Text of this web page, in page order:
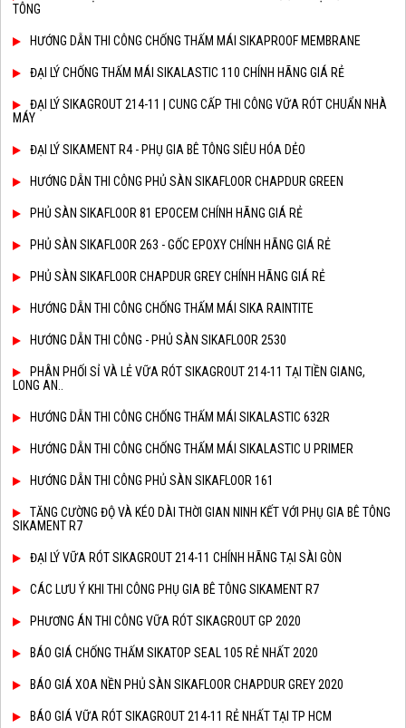
TÔNG
HƯỚNG DẪN THI CÔNG CHỐNG THẤM MÁI SIKAPROOF MEMBRANE
ĐẠI LÝ CHỐNG THẤM MÁI SIKALASTIC 110 CHÍNH HÃNG GIÁ RẺ
ĐẠI LÝ SIKAGROUT 214-11 | CUNG CẤP THI CÔNG VỮA RÓT CHUẨN NHÀ
MÁY
ĐẠI LÝ SIKAMENT R4 - PHỤ GIA BÊ TÔNG SIÊU HÓA DẺO
HƯỚNG DẪN THI CÔNG PHỦ SÀN SIKAFLOOR CHAPDUR GREEN
PHỦ SÀN SIKAFLOOR 81 EPOCEM CHÍNH HÃNG GIÁ RẺ
PHỦ SÀN SIKAFLOOR 263 - GỐC EPOXY CHÍNH HÃNG GIÁ RẺ
PHỦ SÀN SIKAFLOOR CHAPDUR GREY CHÍNH HÃNG GIÁ RẺ
HƯỚNG DẪN THI CÔNG CHỐNG THẤM MÁI SIKA RAINTITE
HƯỚNG DẪN THI CÔNG - PHỦ SÀN SIKAFLOOR 2530
PHÂN PHỐI SỈ VÀ LẺ VỮA RÓT SIKAGROUT 214-11 TẠI TIỀN GIANG,
LONG AN..
HƯỚNG DẪN THI CÔNG CHỐNG THẤM MÁI SIKALASTIC 632R
HƯỚNG DẪN THI CÔNG CHỐNG THẤM MÁI SIKALASTIC U PRIMER
HƯỚNG DẪN THI CÔNG PHỦ SÀN SIKAFLOOR 161
TĂNG CƯỜNG ĐỘ VÀ KÉO DÀI THỜI GIAN NINH KẾT VỚI PHỤ GIA BÊ TÔNG
SIKAMENT R7
ĐẠI LÝ VỮA RÓT SIKAGROUT 214-11 CHÍNH HÃNG TẠI SÀI GÒN
CÁC LƯU Ý KHI THI CÔNG PHỤ GIA BÊ TÔNG SIKAMENT R7
PHƯƠNG ÁN THI CÔNG VỮA RÓT SIKAGROUT GP 2020
BÁO GIÁ CHỐNG THẤM SIKATOP SEAL 105 RẺ NHẤT 2020
BÁO GIÁ XOA NỀN PHỦ SÀN SIKAFLOOR CHAPDUR GREY 2020
BÁO GIÁ VỮA RÓT SIKAGROUT 214-11 RẺ NHẤT TẠI TP HCM